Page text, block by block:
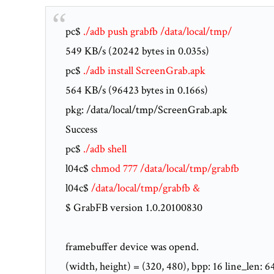
pc$ ./adb push grabfb /data/local/tmp/
549 KB/s (20242 bytes in 0.035s)
pc$ ./adb install ScreenGrab.apk
564 KB/s (96423 bytes in 0.166s)
pkg: /data/local/tmp/ScreenGrab.apk
Success
pc$ ./adb shell
l04c$chmod 777 /data/local/tmp/grabfb
l04c$/data/local/tmp/grabfb &
$ GrabFB version 1.0.20100830
framebuffer device was opend.
(width, height) = (320, 480), bpp: 16 line_len: